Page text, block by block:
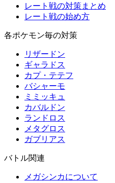
レート戦の対策まとめ
レート戦の始め方
各ポケモン毎の対策
リザードン
ギャラドス
カプ・テテフ
バシャーモ
ミミッキュ
カバルドン
ランドロス
メタグロス
ガブリアス
バトル関連
メガシンカについて